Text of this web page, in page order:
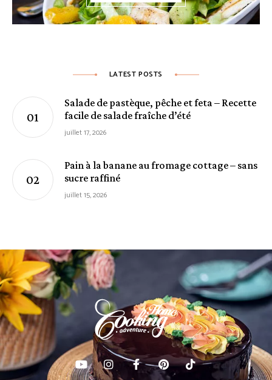
LATEST POSTS
Salade de pastèque, pêche et feta – Recette
facile de salade fraîche d’été
juillet 17, 2026
Pain à la banane au fromage cottage – sans
sucre raffiné
juillet 15, 2026